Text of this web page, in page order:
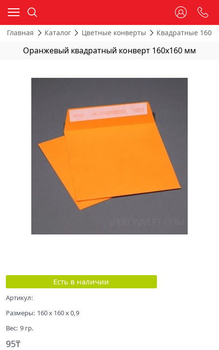
Главная Каталог Цветные конверты Квадратные
Оранжевый квадратный конверт 160х160 мм
Есть в наличии
Артикул:
Размеры: 160 x 160 x 0,9
Вес: 9 гр.
95₸